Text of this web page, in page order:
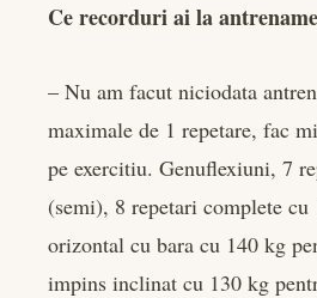
Ce recorduri ai la
– Nu am facut niciodata
maximale de 1 repetare, fac
pe exercitiu. Genuflexiuni, 7
(semi), 8 repetari complete
orizontal cu bara cu 140 kg
impins inclinat cu 130 kg